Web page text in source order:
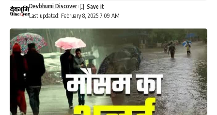
Last updated: February 8, 2025 7:09 AM
Devbhumi Discover